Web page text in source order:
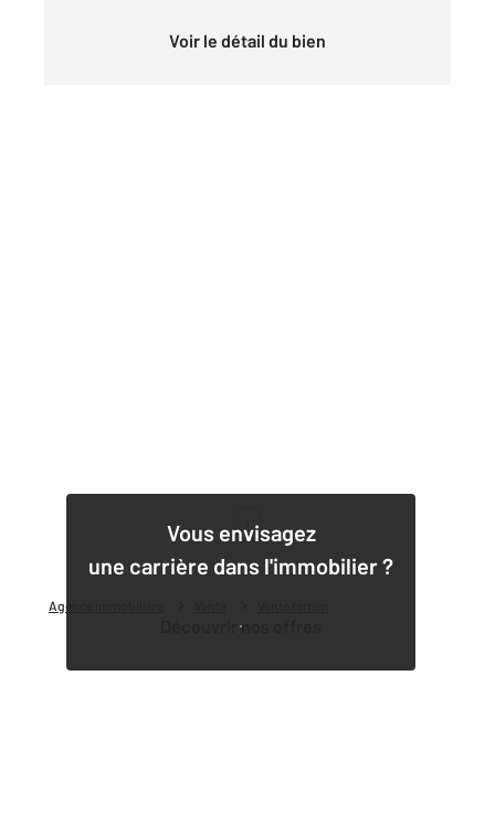
Agence immobilière
Voir le détail du bien
Vous envisagez
une carrière dans l'immobilier ?
Découvrir nos offres